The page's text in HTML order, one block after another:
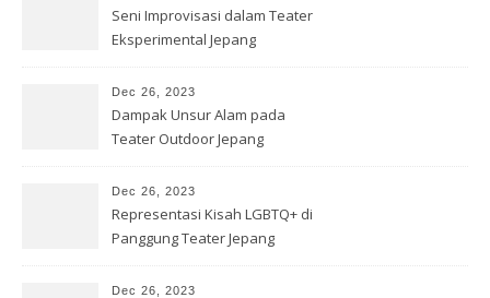
Seni Improvisasi dalam Teater
Eksperimental Jepang
Dec 26, 2023
Dampak Unsur Alam pada
Teater Outdoor Jepang
Dec 26, 2023
Representasi Kisah LGBTQ+ di
Panggung Teater Jepang
Dec 26, 2023